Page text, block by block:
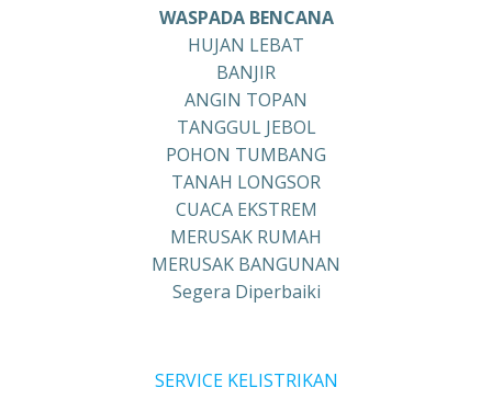
WASPADA BENCANA
HUJAN LEBAT
BANJIR
ANGIN TOPAN
TANGGUL JEBOL
POHON TUMBANG
TANAH LONGSOR
CUACA EKSTREM
MERUSAK RUMAH
MERUSAK BANGUNAN
Segera Diperbaiki
SERVICE KELISTRIKAN